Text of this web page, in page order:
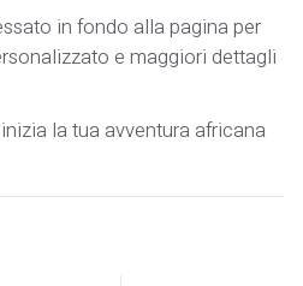
in fondo alla pagina per
e maggiori dettagli
la tua avventura africana